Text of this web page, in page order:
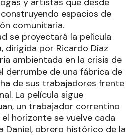
espacios de
comunitaria.
se proyectará la película
dirigida por Ricardo Díaz
ambientada en la crisis de
derrumbe de una fábrica de
de sus trabajadores frente
La película sigue
un trabajador correntino
horizonte se vuelve cada
Daniel, obrero histórico de la